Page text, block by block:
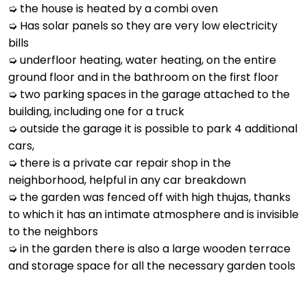
➭ the house is heated by a combi oven
➭ Has solar panels so they are very low electricity
bills
➭ underfloor heating, water heating, on the entire
ground floor and in the bathroom on the first floor
➭ two parking spaces in the garage attached to the
building, including one for a truck
➭ outside the garage it is possible to park 4 additional
cars,
➭ there is a private car repair shop in the
neighborhood, helpful in any car breakdown
➭ the garden was fenced off with high thujas, thanks
to which it has an intimate atmosphere and is invisible
to the neighbors
➭ in the garden there is also a large wooden terrace
and storage space for all the necessary garden tools